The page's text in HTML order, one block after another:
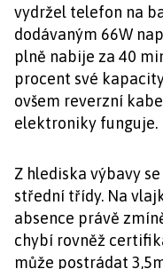
vydržel telefon na
dodávaným 66W
plně nabije za 40
procent své
ovšem reverzní
elektroniky funguje.
Z hlediska výbavy
střední třídy. Na
absence právě
chybí rovněž
může postrádat